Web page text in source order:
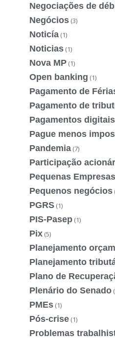
Negociações de
Negócios (3)
Noticía (1)
Noticias (1)
Nova MP (1)
Open banking (1)
Pagamento de
Pagamento de
Pagamentos digitais
Pague menos
Pandemia (7)
Participação
Pequenas Empresas
Pequenos negócios
PGRS (1)
PIS-Pasep (1)
Pix (5)
Planejamento
Planejamento
Plano de
Plenário do Senado
PMEs (1)
Pós-crise (1)
Problemas